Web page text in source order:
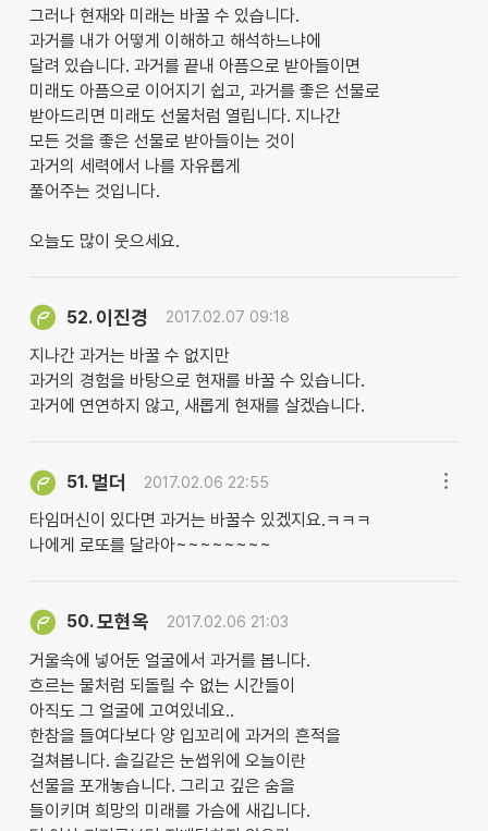
그러나 현재와 미래는 바꿀 수 있습니다.
과거를 내가 어떻게 이해하고 해석하느냐에
달려 있습니다. 과거를 끝내 아픔으로 받아들이면
미래도 아픔으로 이어지기 쉽고, 과거를 좋은 선물로
받아드리면 미래도 선물처럼 열립니다. 지나간
모든 것을 좋은 선물로 받아들이는 것이
과거의 세력에서 나를 자유롭게
풀어주는 것입니다.
오늘도 많이 웃으세요.
52. 이진경 2017.02.07 09:18
지나간 과거는 바꿀 수 없지만
과거의 경험을 바탕으로 현재를 바꿀 수 있습니다.
과거에 연연하지 않고, 새롭게 현재를 살겠습니다.
51. 멀더 2017.02.06 22:55
타임머신이 있다면 과거는 바꿀수 있겠지요.ㅋㅋㅋ
나에게 로또를 달라아~~~~~~~~
50.모현옥 2017.02.06 21:03
거울속에 넣어둔 얼굴에서 과거를 봅니다.
흐르는 물처럼 되돌릴 수 없는 시간들이
아직도 그 얼굴에 고여있네요..
한참을 들여다보다 양 입꼬리에 과거의 흔적을
걸쳐봅니다. 솔길같은 눈썹위에 오늘이란
선물을 포개놓습니다. 그리고 깊은 숨을
들이키며 희망의 미래를 가슴에 새깁니다.